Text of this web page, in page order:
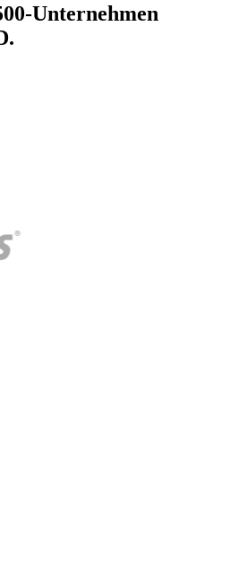
Unternehmen